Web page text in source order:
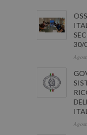
30/